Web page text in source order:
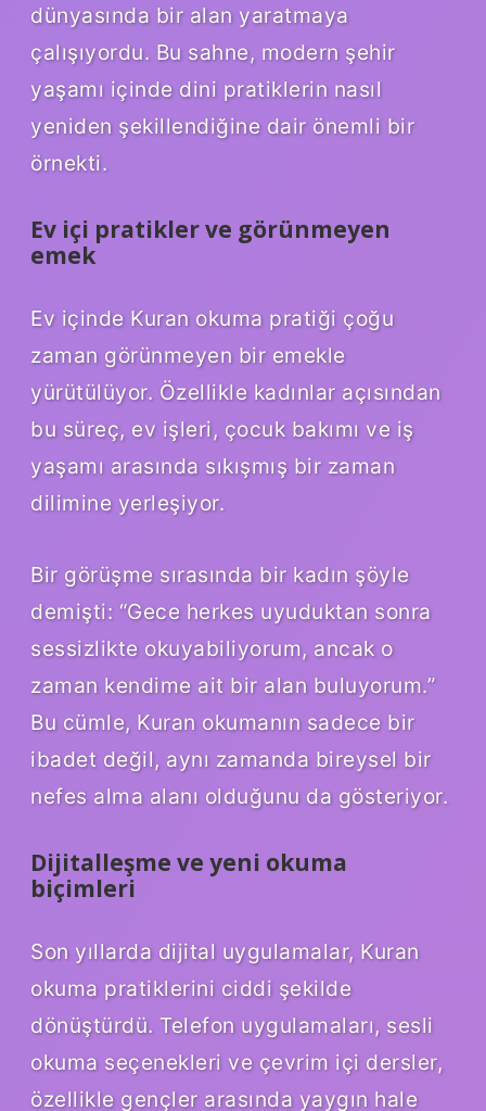
dünyasında bir alan yaratmaya
çalışıyordu. Bu sahne, modern şehir
yaşamı içinde dini pratiklerin nasıl
yeniden şekillendiğine dair önemli bir
örnekti.
Ev içi pratikler ve görünmeyen
emek
Ev içinde Kuran okuma pratiği çoğu
zaman görünmeyen bir emekle
yürütülüyor. Özellikle kadınlar açısından
bu süreç, ev işleri, çocuk bakımı ve iş
yaşamı arasında sıkışmış bir zaman
dilimine yerleşiyor.
Bir görüşme sırasında bir kadın şöyle
demişti: “Gece herkes uyuduktan sonra
sessizlikte okuyabiliyorum, ancak o
zaman kendime ait bir alan buluyorum.”
Bu cümle, Kuran okumanın sadece bir
ibadet değil, aynı zamanda bireysel bir
nefes alma alanı olduğunu da gösteriyor.
Dijitalleşme ve yeni okuma
biçimleri
Son yıllarda dijital uygulamalar, Kuran
okuma pratiklerini ciddi şekilde
dönüştürdü. Telefon uygulamaları, sesli
okuma seçenekleri ve çevrim içi dersler,
özellikle gençler arasında yaygın hale